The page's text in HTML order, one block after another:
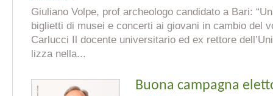
Giuliano Volpe, prof archeologo candidato a Bari:
biglietti di musei e concerti ai giovani in cambio del
Carlucci Il docente universitario ed ex rettore
lizza nella...
Buona campagna